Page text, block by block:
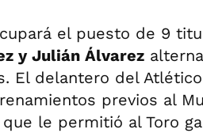
el puesto de 9
y Julián Álvarez
El delantero del
previos al
le permitió al Toro